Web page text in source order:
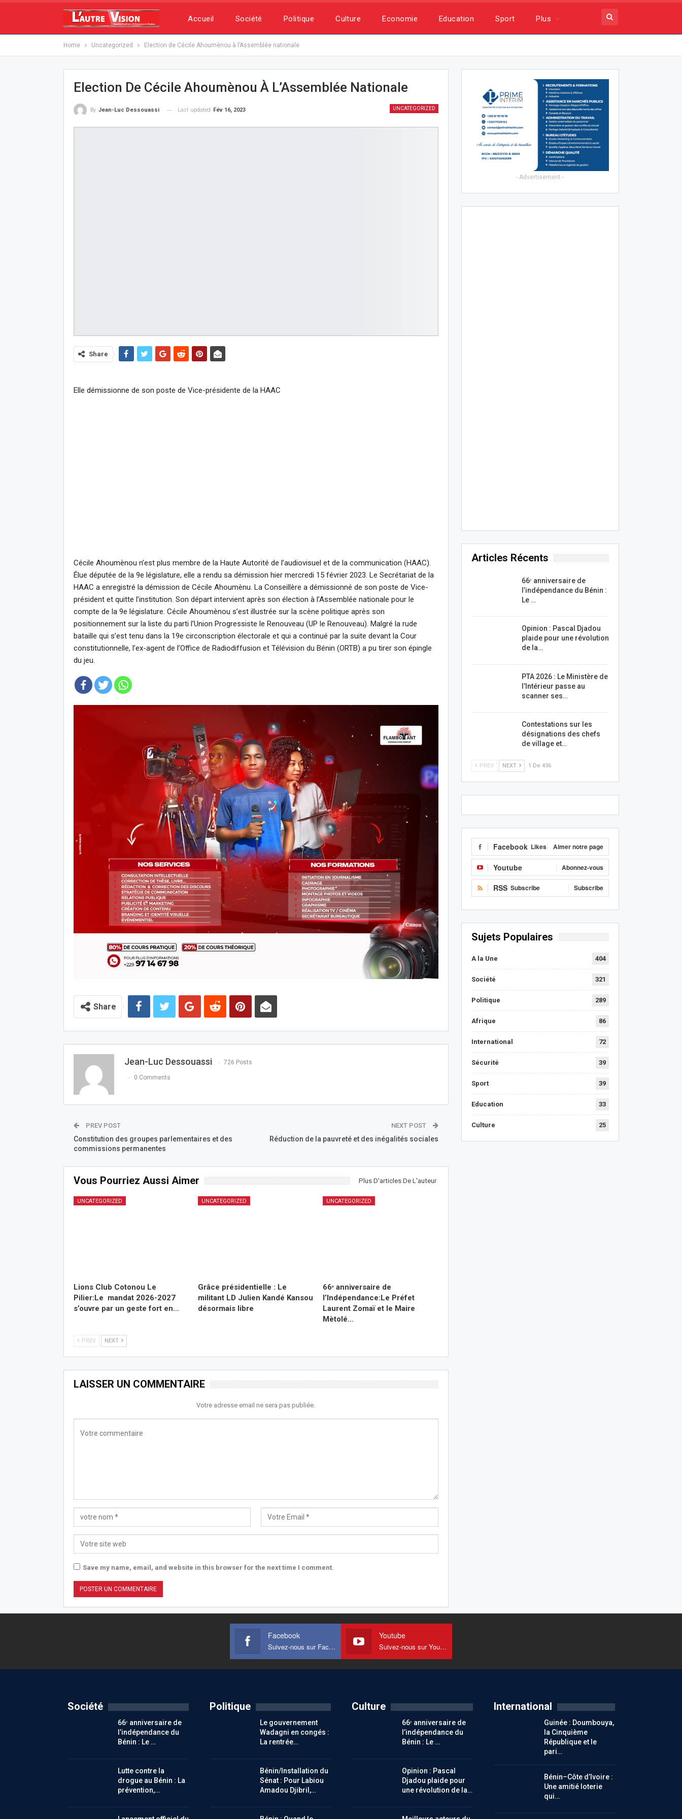
Accueil Société Politique Culture Economie Education Sport Plus
Home Uncategorized Election de Cécile Ahoumènou à l’Assemblée nationale
Election De Cécile Ahoumènou À L’Assemblée Nationale
UNCATEGORIZED
By Jean-Luc Dessouassi Last updated Fév 16, 2023
Share
Elle démissionne de son poste de Vice-présidente de la HAAC
Cécile Ahoumènou n’est plus membre de la Haute Autorité de l’audiovisuel et de la communication (HAAC).
Élue députée de la 9e législature, elle a rendu sa démission hier mercredi 15 février 2023. Le Secrétariat de la
HAAC a enregistré la démission de Cécile Ahoumènu. La Conseillère a démissionné de son poste de Vice-
président et quitte l’institution. Son départ intervient après son élection à l’Assemblée nationale pour le
compte de la 9e législature. Cécile Ahoumènou s’est illustrée sur la scène politique après son
positionnement sur la liste du parti l’Union Progressiste le Renouveau (UP le Renouveau). Malgré la rude
bataille qui s’est tenu dans la 19e circonscription électorale et qui a continué par la suite devant la Cour
constitutionnelle, l’ex-agent de l’Office de Radiodiffusion et Télévision du Bénin (ORTB) a pu tirer son épingle
du jeu.
Share
Jean-Luc Dessouassi 726 Posts
0 Comments
PREV POST
Constitution des groupes parlementaires et des
commissions permanentes
NEXT POST
Réduction de la pauvreté et des inégalités sociales
Vous Pourriez Aussi Aimer Plus D'articles De L'auteur
UNCATEGORIZED
Lions Club Cotonou Le
Pilier:Le mandat 2026-2027
s’ouvre par un geste fort en…
UNCATEGORIZED
Grâce présidentielle : Le
militant LD Julien Kandé Kansou
désormais libre
UNCATEGORIZED
66ᵉ anniversaire de
l’Indépendance:Le Préfet
Laurent Zomaï et le Maire
Mètolé…
PREV NEXT
LAISSER UN COMMENTAIRE
Votre adresse email ne sera pas publiée.
Save my name, email, and website in this browser for the next time I comment.
- Advertisement -
Articles Récents
66ᵉ anniversaire de
l’indépendance du Bénin :
Le …
Opinion : Pascal Djadou
plaide pour une révolution
de la…
PTA 2026 : Le Ministère de
l’Intérieur passe au
scanner ses…
Contestations sur les
désignations des chefs
de village et…
PREV NEXT 1 De 436
Facebook Likes Aimer notre page
Youtube Abonnez-vous
RSS Subscribe Subscribe
Sujets Populaires
A la Une 404
Société 321
Politique 289
Afrique 86
International 72
Sécurité 39
Sport 39
Education 33
Culture 25
Facebook
Suivez-nous sur Facebook
Youtube
Suivez-nous sur Youtube
Société
66ᵉ anniversaire de
l’indépendance du
Bénin : Le …
Lutte contre la
drogue au Bénin : La
prévention,…
Politique
Le gouvernement
Wadagni en congés :
La rentrée…
Bénin/Installation du
Sénat : Pour Labiou
Amadou Djibril,…
Culture
66ᵉ anniversaire de
l’indépendance du
Bénin : Le …
Opinion : Pascal
Djadou plaide pour
une révolution de la…
International
Guinée : Doumbouya,
la Cinquième
République et le
pari…
Bénin–Côte d’Ivoire :
Une amitié loterie
qui…